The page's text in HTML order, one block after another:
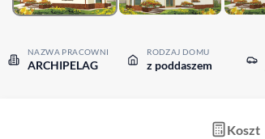
NAZWA PRACOWNI
ARCHIPELAG
RODZAJ DOMU
z poddaszem
Koszt